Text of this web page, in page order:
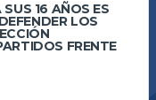
16 AÑOS ES
LOS
FRENTE